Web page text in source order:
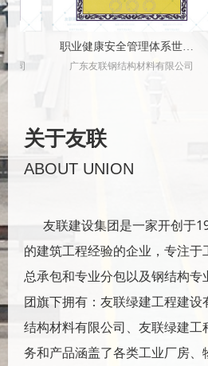
关于友联
ABOUT UNION
友联建设集团是一家开创于
的建筑工程经验的企业，专注
总承包和专业分包以及钢结构
团旗下拥有：友联绿建工程建
结构材料有限公司、友联绿建工
务和产品涵盖了各类工业厂房、
职业健康安全管理体系世标认证
广东友联钢结构材料有限公司